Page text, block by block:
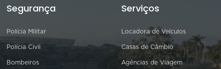
Segurança
Polícia Militar
Polícia Civil
Bombeiros
Serviços
Locadora de Veículos
Casas de Câmbio
Agências de Viagem